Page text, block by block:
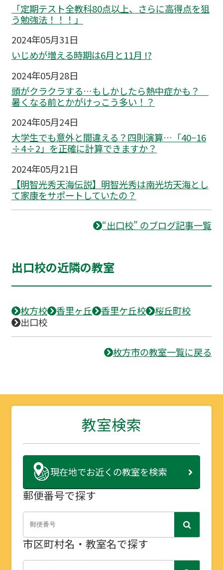
「定期テスト全教科80点以上、さらに高得点を狙
う勉強法！！！」
2024年05月31日
いじめが増える時期は6月と11月 !?
2024年05月28日
頭がクラクラする…もしかしたら熱中症かも？
暑くなる前とかがけっこう多い！？
2024年05月24日
大学生でも意外と間違える？四則演算…「40−16
÷4÷2」を正確に計算できますか？
2024年05月21日
【明智光秀天海伝説】明智光秀は南光坊天海とし
て家康をサポートしていたの？
“出口校” のブログ記事一覧
出口校の近隣の教室
枚方校 香里ヶ丘 香里ケ丘校
桜丘町校
出口校
枚方市の教室一覧に戻る
教室検索
現在地でお近くの教室を検索
郵便番号で探す
市区町村名・教室名で探す